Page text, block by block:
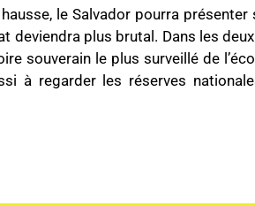
le Salvador pourra
deviendra plus brutal. Dans les
souverain le plus surveillé de
à regarder les réserves